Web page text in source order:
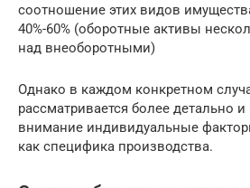
соотношение этих видов
40%-60% (оборотные активы
над внеоборотными)
Однако в каждом конкретном
рассматривается более детально
внимание индивидуальные
как специфика производства.